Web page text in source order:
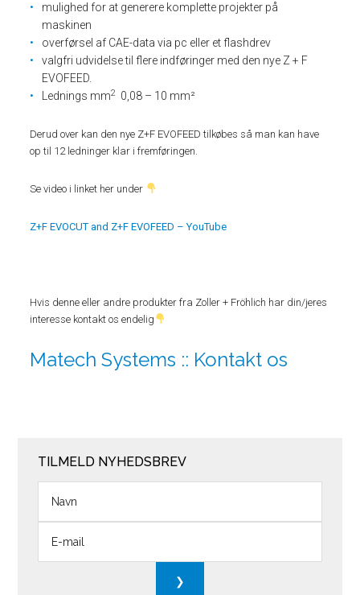
mulighed for at generere komplette projekter på
maskinen
overførsel af CAE-data via pc eller et flashdrev
valgfri udvidelse til flere indføringer med den nye Z + F
EVOFEED.
Lednings mm2 0,08 – 10 mm²
Derud over kan den nye Z+F EVOFEED tilkøbes så man kan have
op til 12 ledninger klar i fremføringen.
Se video i linket her under
Z+F EVOCUT and Z+F EVOFEED – YouTube
Hvis denne eller andre produkter fra Zoller + Fröhlich har din/jeres
interesse kontakt os endelig
Matech Systems :: Kontakt os
TILMELD NYHEDSBREV